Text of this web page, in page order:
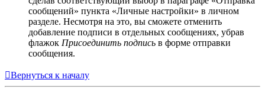
сообщений» пункта «Личные настройки» в личном
разделе. Несмотря на это, вы сможете отменить
добавление подписи в отдельных сообщениях, убрав
флажок Присоединить подпись в форме отправки
сообщения.
Вернуться к началу